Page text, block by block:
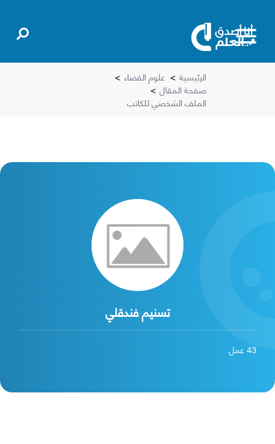
الرئيسية > علوم الفضاء >
صفحة المقال >
الملف الشخصي للكاتب
تسنيم فندقلي
43عمل